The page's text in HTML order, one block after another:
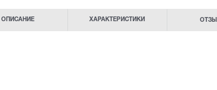
ОПИСАНИЕ ХАРАКТЕРИСТИКИ